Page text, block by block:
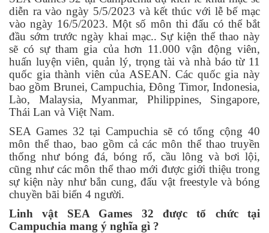
diễn ra vào ngày 5/5/2023 và kết thúc với lễ bế mạc
vào ngày 16/5/2023. Một số môn thi đấu có thể bắt
đầu sớm trước ngày khai mạc.. Sự kiện thể thao này
sẽ có sự tham gia của hơn 11.000 vận động viên,
huấn luyện viên, quản lý, trọng tài và nhà báo từ 11
quốc gia thành viên của ASEAN. Các quốc gia này
bao gồm Brunei, Campuchia, Đông Timor, Indonesia,
Lào, Malaysia, Myanmar, Philippines, Singapore,
Thái Lan và Việt Nam.
SEA Games 32 tại Campuchia sẽ có tổng cộng 40
môn thể thao, bao gồm cả các môn thể thao truyền
thống như bóng đá, bóng rổ, cầu lông và bơi lội,
cũng như các môn thể thao mới được giới thiệu trong
sự kiện này như bắn cung, đấu vật freestyle và bóng
chuyền bãi biển 4 người.
Linh vật SEA Games 32 được tổ chức tại
Campuchia mang ý nghĩa gì ?